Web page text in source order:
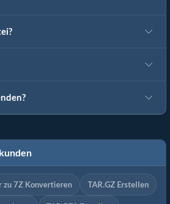
zu 7Z Konvertieren TAR.GZ Erstellen